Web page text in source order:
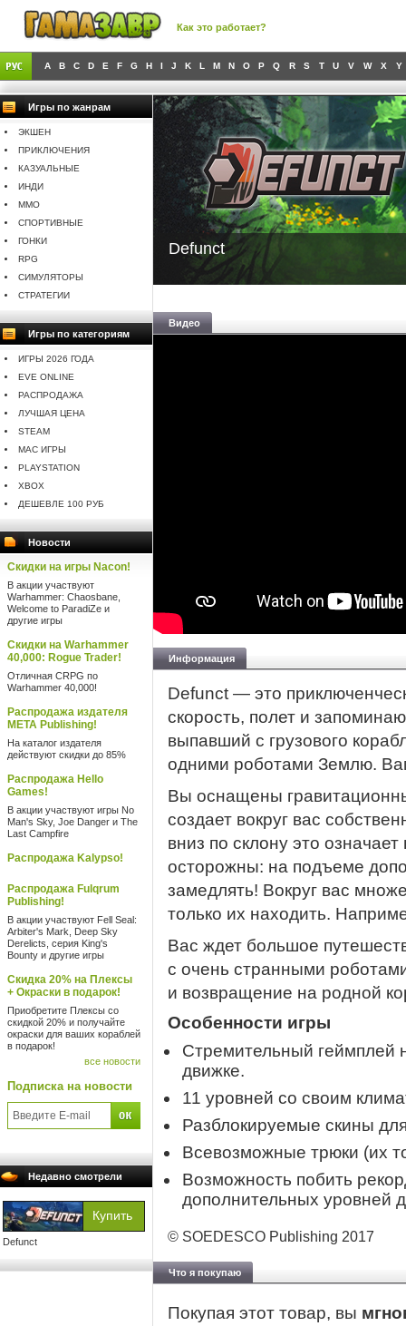
Как это работает?
A B C D E F G H I J K L M N O P Q R S T U V W X Y
Игры по жанрам
ЭКШЕН
ПРИКЛЮЧЕНИЯ
КАЗУАЛЬНЫЕ
ИНДИ
MMO
СПОРТИВНЫЕ
ГОНКИ
RPG
СИМУЛЯТОРЫ
СТРАТЕГИИ
Игры по категориям
ИГРЫ 2026 ГОДА
EVE ONLINE
РАСПРОДАЖА
ЛУЧШАЯ ЦЕНА
STEAM
MAC ИГРЫ
PLAYSTATION
XBOX
ДЕШЕВЛЕ 100 РУБ
Новости
Скидки на игры Nacon!
В акции участвуют
Warhammer: Chaosbane,
Welcome to ParadiZe и
другие игры
Скидки на Warhammer
40,000: Rogue Trader!
Отличная CRPG по
Warhammer 40,000!
Распродажа издателя
META Publishing!
На каталог издателя
действуют скидки до 85%
Распродажа Hello
Games!
В акции участвуют игры No
Man's Sky, Joe Danger и The
Last Campfire
Распродажа Kalypso!
Распродажа Fulqrum
Publishing!
В акции участвуют Fell Seal:
Arbiter's Mark, Deep Sky
Derelicts, серия King's
Bounty и другие игры
Скидка 20% на Плексы
+ Окраски в подарок!
Приобретите Плексы со
скидкой 20% и получайте
окраски для ваших кораблей
в подарок!
все новости
Подписка на новости
Недавно смотрели
Defunct
Defunct
Видео
Информация
Defunct — это
скорость, полет и
выпавший с грузового
одними роботами Землю.
Вы оснащены
создает вокруг вас
вниз по склону это
осторожны: на подъеме
замедлять! Вокруг вас
только их находить.
Вас ждет большое
с очень странными
и возвращение на родной
Особенности игры
Стремительный геймплей
движке.
11 уровней со своим
Разблокируемые скины
Всевозможные трюки (их
Возможность побить
дополнительных уровней
© SOEDESCO Publishing 2017
Что я покупаю
Покупая этот товар, вы